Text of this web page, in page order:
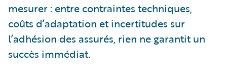
mesurer : entre contraintes techniques,
coûts d’adaptation et incertitudes sur
l’adhésion des assurés, rien ne garantit un
succès immédiat.